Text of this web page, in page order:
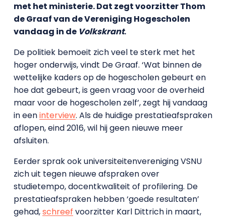
met het ministerie. Dat zegt voorzitter Thom
de Graaf van de Vereniging Hogescholen
vandaag in de Volkskrant.
De politiek bemoeit zich veel te sterk met het
hoger onderwijs, vindt De Graaf. ‘Wat binnen de
wettelijke kaders op de hogescholen gebeurt en
hoe dat gebeurt, is geen vraag voor de overheid
maar voor de hogescholen zelf’, zegt hij vandaag
in eeninterview. Als de huidige prestatieafspraken
aflopen, eind 2016, wil hij geen nieuwe meer
afsluiten.
Eerder sprak ook universiteitenvereniging VSNU
zich uit tegen nieuwe afspraken over
studietempo, docentkwaliteit of profilering. De
prestatieafspraken hebben ‘goede resultaten’
gehad,schreef voorzitter Karl Dittrich in maart,